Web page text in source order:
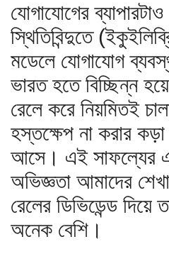
যোগাযোগের
স্থিতিবিন্দুতে
মডেলে যোগাযোগ
ভারত হতে বিচ্ছিন্ন
রেলে করে নিয়মিতই
হস্তক্ষেপ না করার
আসে। এই সাফল্যের
অভিজ্ঞতা আমাদের
রেলের ডিভিডেন্ড
অনেক বেশি।